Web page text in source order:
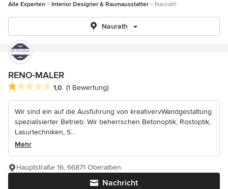
Alle Experten Interior Designer & Raumausstatter Naurath
Naurath
RENO-MALER
Durchschnittliche Bewertung: 1 von 5 Sternen
1,0 (1 Bewertung)
Wir sind ein auf die Ausführung von kreativervWandgestaltung
spezialisierter Betrieb. Wir beherrschen Betonoptik, Rostoptik,
Lasurtechniken, S...
Mehr
Nachricht
Hauptstraße 16, 66871 Oberalben